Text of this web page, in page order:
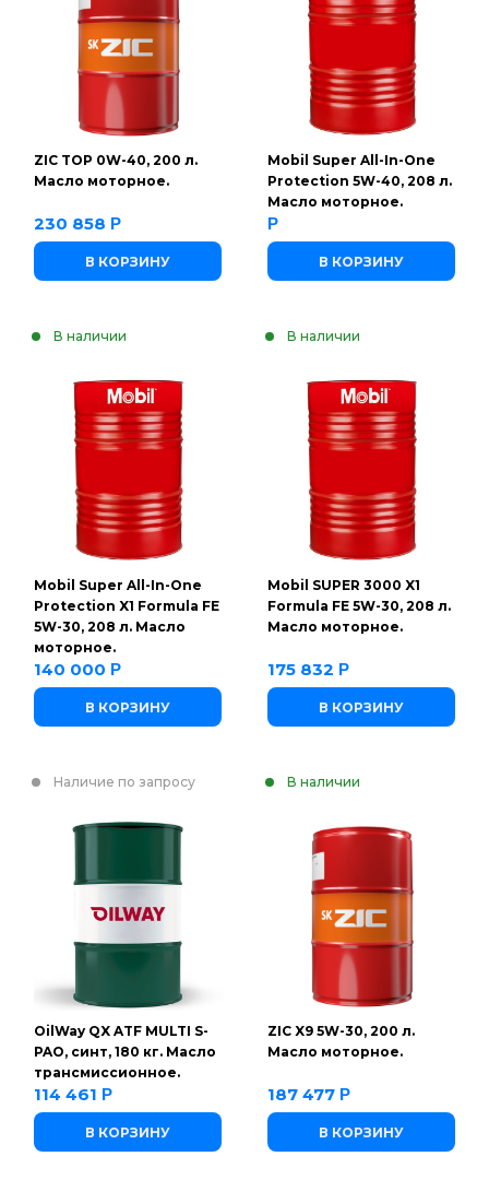
ZIC TOP 0W-40, 200 л.
Масло моторное.
230 858 Р
В КОРЗИНУ
Mobil Super All-In-One
Protection 5W-40, 208 л.
Масло моторное.
Р
В КОРЗИНУ
В наличии
Mobil Super All-In-One
Protection X1 Formula FE
5W-30, 208 л. Масло
моторное.
140 000 Р
В КОРЗИНУ
В наличии
Mobil SUPER 3000 X1
Formula FE 5W-30, 208 л.
Масло моторное.
175 832 Р
В КОРЗИНУ
Наличие по запросу
OilWay QX ATF MULTI S-
PAO, синт, 180 кг. Масло
трансмиссионное.
114 461 Р
В КОРЗИНУ
В наличии
ZIC X9 5W-30, 200 л.
Масло моторное.
187 477 Р
В КОРЗИНУ